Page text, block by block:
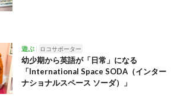
遊ぶ ロコサポーター
幼少期から英語が「日常」になる
「International Space SODA（インター
ナショナルスペース ソーダ）」